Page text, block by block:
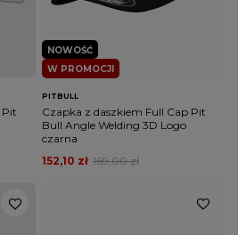
Pit
W PROMOCJI
NOWOŚĆ
PITBULL
Czapka z daszkiem Full Cap Pit
Bull Angle Welding 3D Logo
czarna
169,00 zł
152,10 zł